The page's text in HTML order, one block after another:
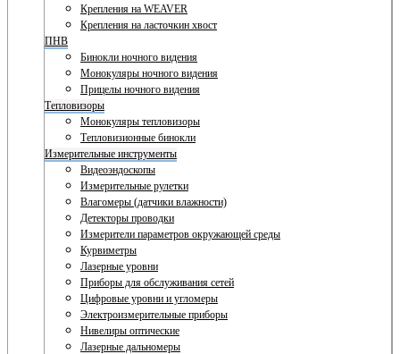
Крепления на WEAVER
Крепления на ласточкин хвост
ПНВ
Бинокли ночного видения
Монокуляры ночного видения
Прицелы ночного видения
Тепловизоры
Монокуляры тепловизоры
Тепловизионные бинокли
Измерительные инструменты
Видеоэндоскопы
Измерительные рулетки
Влагомеры (датчики влажности)
Детекторы проводки
Измерители параметров окружающей среды
Курвиметры
Лазерные уровни
Приборы для обслуживания сетей
Цифровые уровни и угломеры
Электроизмерительные приборы
Нивелиры оптические
Лазерные дальномеры